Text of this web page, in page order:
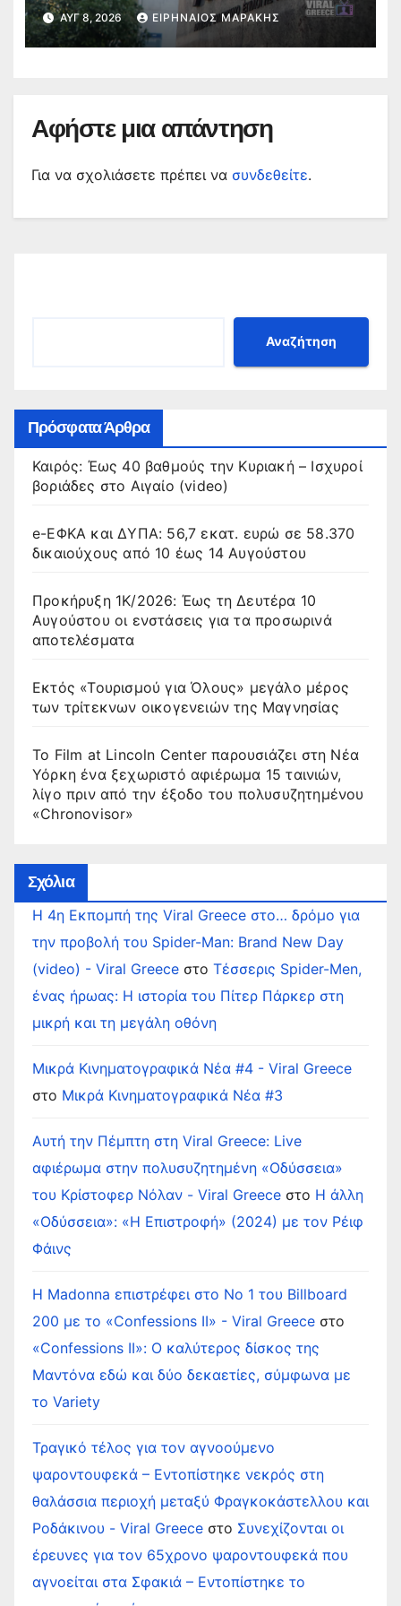
ενστάσεις για τα προσωρινά
αποτελέσματα
ΑΥΓ 8, 2026 ΕΙΡΗΝΑΊΟΣ ΜΑΡΆΚΗΣ
Αφήστε μια απάντηση
Για να σχολιάσετε πρέπει να συνδεθείτε.
Αναζήτηση
Πρόσφατα Άρθρα
Καιρός: Έως 40 βαθμούς την Κυριακή – Ισχυροί
βοριάδες στο Αιγαίο (video)
e-ΕΦΚΑ και ΔΥΠΑ: 56,7 εκατ. ευρώ σε 58.370
δικαιούχους από 10 έως 14 Αυγούστου
Προκήρυξη 1Κ/2026: Έως τη Δευτέρα 10
Αυγούστου οι ενστάσεις για τα προσωρινά
αποτελέσματα
Εκτός «Τουρισμού για Όλους» μεγάλο μέρος
των τρίτεκνων οικογενειών της Μαγνησίας
Το Film at Lincoln Center παρουσιάζει στη Νέα
Υόρκη ένα ξεχωριστό αφιέρωμα 15 ταινιών,
λίγο πριν από την έξοδο του πολυσυζητημένου
«Chronovisor»
Σχόλια
Η 4η Εκπομπή της Viral Greece στο… δρόμο για
την προβολή του Spider-Man: Brand New Day
(video) - Viral Greece στο Τέσσερις Spider-Men,
ένας ήρωας: Η ιστορία του Πίτερ Πάρκερ στη
μικρή και τη μεγάλη οθόνη
Μικρά Κινηματογραφικά Νέα #4 - Viral Greece
στο Μικρά Κινηματογραφικά Νέα #3
Αυτή την Πέμπτη στη Viral Greece: Live
αφιέρωμα στην πολυσυζητημένη «Οδύσσεια»
του Κρίστοφερ Νόλαν - Viral Greece στο Η άλλη
«Οδύσσεια»: «Η Επιστροφή» (2024) με τον Ρέιφ
Φάινς
Η Madonna επιστρέφει στο Νο 1 του Billboard
200 με το «Confessions II» - Viral Greece στο
«Confessions II»: Ο καλύτερος δίσκος της
Μαντόνα εδώ και δύο δεκαετίες, σύμφωνα με
το Variety
Τραγικό τέλος για τον αγνοούμενο
ψαροντουφεκά – Εντοπίστηκε νεκρός στη
θαλάσσια περιοχή μεταξύ Φραγκοκάστελλου και
Ροδάκινου - Viral Greece στο Συνεχίζονται οι
έρευνες για τον 65χρονο ψαροντουφεκά που
αγνοείται στα Σφακιά – Εντοπίστηκε το